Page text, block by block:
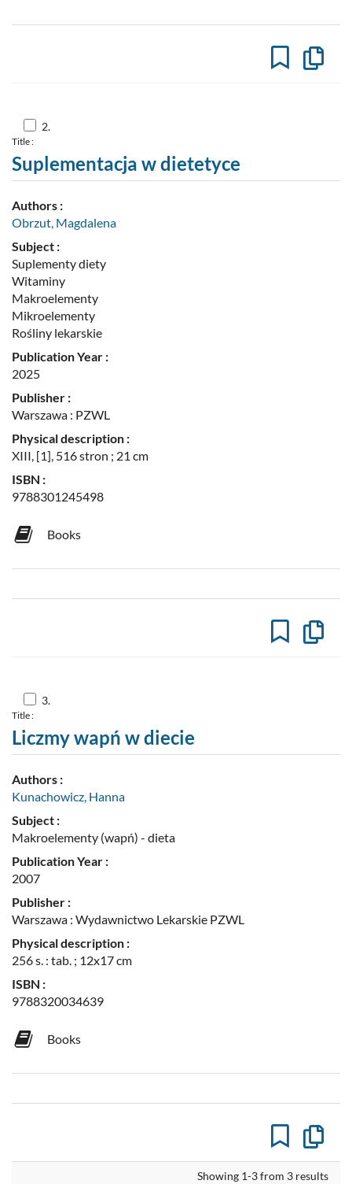
Skocz
do
nr
2
2.
Title :
Suplementacja w dietetyce
Authors :
Obrzut, Magdalena
Subject :
Suplementy diety
Witaminy
Makroelementy
Mikroelementy
Rośliny lekarskie
Publication Year :
2025
Publisher :
Warszawa : PZWL
Physical description :
XIII, [1], 516 stron ; 21 cm
ISBN :
9788301245498
Books
Skocz
do
3
3.
Title :
Liczmy wapń w diecie
Authors :
Kunachowicz, Hanna
Subject :
Makroelementy (wapń) - dieta
Publication Year :
2007
Publisher :
Warszawa : Wydawnictwo Lekarskie PZWL
Physical description :
256 s. : tab. ; 12x17 cm
ISBN :
9788320034639
Books
formal
to
Showing 1-3 from 3 results